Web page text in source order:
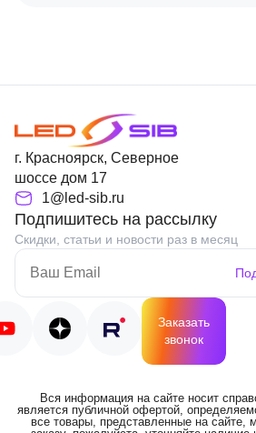
г. Красноярск, Северное
шоссе дом 17
1@led-sib.ru
Подпишитесь на рассылку
Скидки, статьи и новости раз в месяц
Заказать
звонок
Вся информация на сайте носит
является публичной офертой,
все товары, представленные на сайте,